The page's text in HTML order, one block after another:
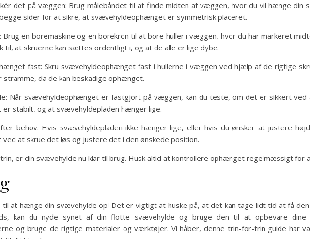
det på væggen: Brug målebåndet til at finde midten af væggen, hvor du vil hænge din
sider for at sikre, at svævehyldeophænget er symmetrisk placeret.
Brug en boremaskine og en borekron til at bore huller i væggen, hvor du har markeret
til, at skruerne kan sættes ordentligt i, og at de alle er lige dybe.
fast: Skru svævehyldeophænget fast i hullerne i væggen ved hjælp af de rigtige
stramme, da de kan beskadige ophænget.
Når svævehyldeophænget er fastgjort på væggen, kan du teste, om det er sikkert
stabilt, og at svævehyldepladen hænger lige.
behov: Hvis svævehyldepladen ikke hænger lige, eller hvis du ønsker at justere
at skrue det løs og justere det i den ønskede position.
er din svævehylde nu klar til brug. Husk altid at kontrollere ophænget regelmæssigt for
til at hænge din svævehylde op! Det er vigtigt at huske på, at det kan tage lidt tid at få
kan du nyde synet af din flotte svævehylde og bruge den til at opbevare dine
og bruge de rigtige materialer og værktøjer. Vi håber, denne trin-for-trin guide har